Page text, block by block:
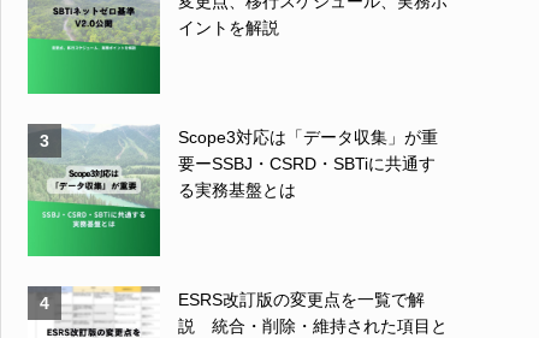
イントを解説
3
Scope3対応は「データ収集」が重
要ーSSBJ・CSRD・SBTiに共通す
る実務基盤とは
4
ESRS改訂版の変更点を一覧で解
説 統合・削除・維持された項目と